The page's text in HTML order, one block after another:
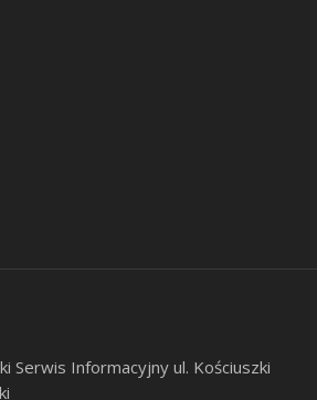
Serwis Informacyjny ul. Kościuszki